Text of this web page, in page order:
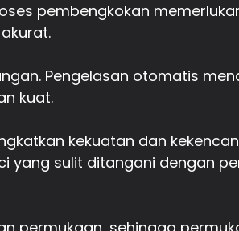
pembengkokan
Pengelasan otomatis
kuat.
kekuatan dan
yang sulit ditangani dengan